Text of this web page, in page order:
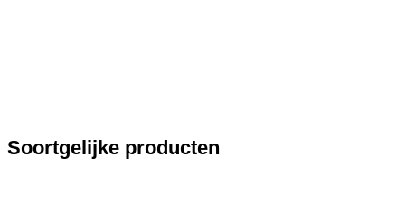
Soortgelijke producten